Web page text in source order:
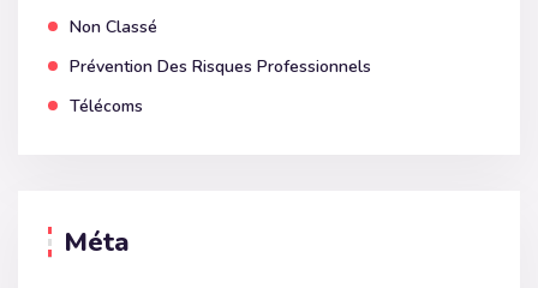
Non Classé
Prévention Des Risques Professionnels
Télécoms
Méta